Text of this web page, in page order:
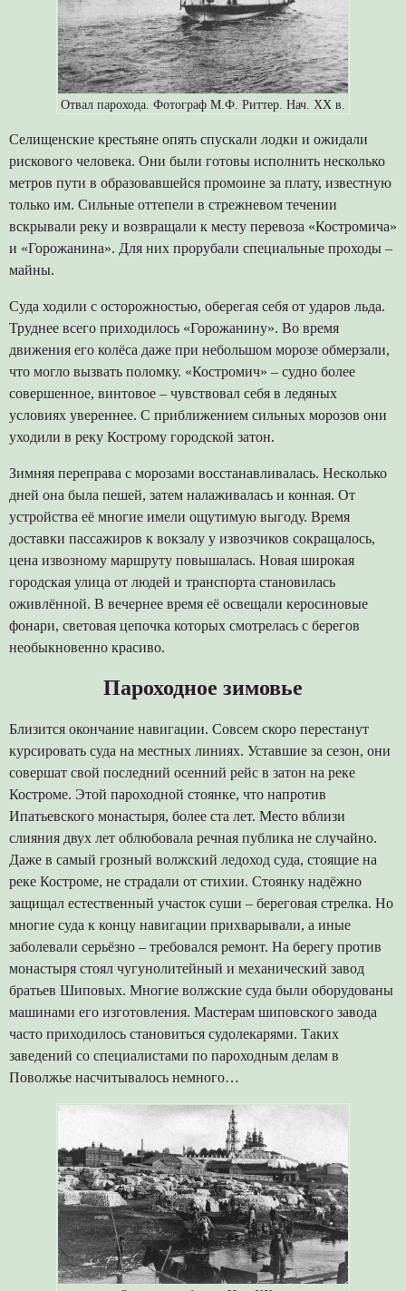
Отвал парохода. Фотограф М.Ф. Риттер. Нач. ХХ в.
Селищенские крестьяне опять спускали лодки и ожидали
рискового человека. Они были готовы исполнить несколько
метров пути в образовавшейся промоине за плату, известную
только им. Сильные оттепели в стрежневом течении
вскрывали реку и возвращали к месту перевоза «Костромича»
и «Горожанина». Для них прорубали специальные проходы –
майны.
Суда ходили с осторожностью, оберегая себя от ударов льда.
Труднее всего приходилось «Горожанину». Во время
движения его колёса даже при небольшом морозе обмерзали,
что могло вызвать поломку. «Костромич» – судно более
совершенное, винтовое – чувствовал себя в ледяных
условиях увереннее. С приближением сильных морозов они
уходили в реку Кострому городской затон.
Зимняя переправа с морозами восстанавливалась. Несколько
дней она была пешей, затем налаживалась и конная. От
устройства её многие имели ощутимую выгоду. Время
доставки пассажиров к вокзалу у извозчиков сокращалось,
цена извозному маршруту повышалась. Новая широкая
городская улица от людей и транспорта становилась
оживлённой. В вечернее время её освещали керосиновые
фонари, световая цепочка которых смотрелась с берегов
необыкновенно красиво.
Пароходное зимовье
Близится окончание навигации. Совсем скоро перестанут
курсировать суда на местных линиях. Уставшие за сезон, они
совершат свой последний осенний рейс в затон на реке
Костроме. Этой пароходной стоянке, что напротив
Ипатьевского монастыря, более ста лет. Место вблизи
слияния двух лет облюбовала речная публика не случайно.
Даже в самый грозный волжский ледоход суда, стоящие на
реке Костроме, не страдали от стихии. Стоянку надёжно
защищал естественный участок суши – береговая стрелка. Но
многие суда к концу навигации прихварывали, а иные
заболевали серьёзно – требовался ремонт. На берегу против
монастыря стоял чугунолитейный и механический завод
братьев Шиповых. Многие волжские суда были оборудованы
машинами его изготовления. Мастерам шиповского завода
часто приходилось становиться судолекарями. Таких
заведений со специалистами по пароходным делам в
Поволжье насчитывалось немного…